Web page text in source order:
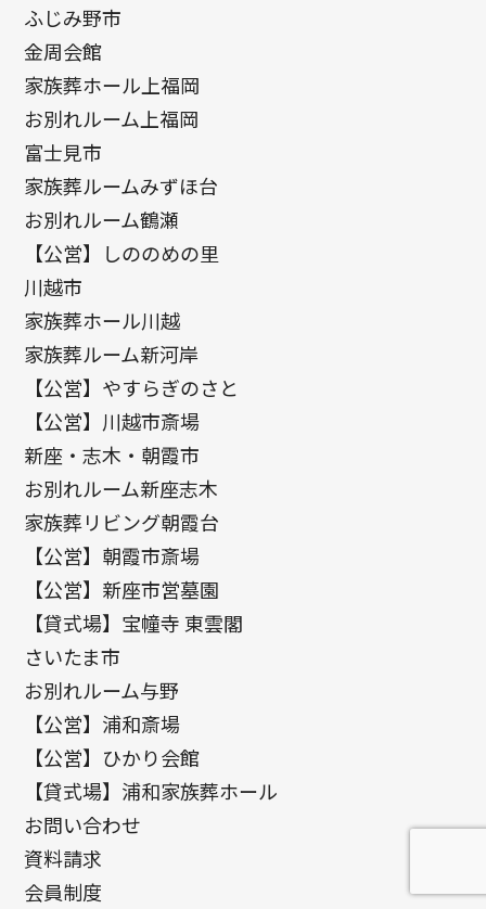
ふじみ野市
金周会館
家族葬ホール上福岡
お別れルーム上福岡
富士見市
家族葬ルームみずほ台
お別れルーム鶴瀬
【公営】しののめの里
川越市
家族葬ホール川越
家族葬ルーム新河岸
【公営】やすらぎのさと
【公営】川越市斎場
新座・志木・朝霞市
お別れルーム新座志木
家族葬リビング朝霞台
【公営】朝霞市斎場
【公営】新座市営墓園
【貸式場】宝幢寺 東雲閣
さいたま市
お別れルーム与野
【公営】浦和斎場
【公営】ひかり会館
【貸式場】浦和家族葬ホール
お問い合わせ
資料請求
会員制度